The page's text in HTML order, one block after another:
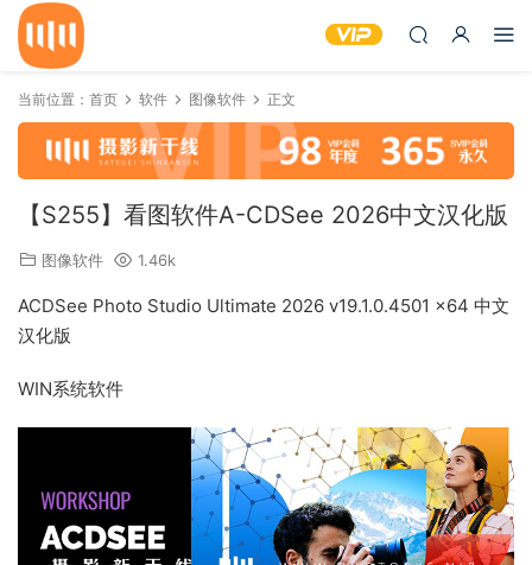
当前位置： 首页 软件 图像软件 正文
【S255】看图软件A-CDSee 2026中文汉化版
图像软件 1.46k
ACDSee Photo Studio Ultimate 2026 v19.1.0.4501 x64 中文
汉化版
WIN系统软件